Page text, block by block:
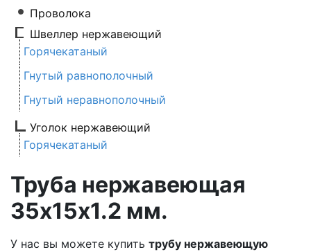
Проволока
Швеллер нержавеющий
Горячекатаный
Гнутый равнополочный
Гнутый неравнополочный
Уголок нержавеющий
Горячекатаный
Труба нержавеющая
35х15х1.2 мм.
У нас вы можете купить трубу нержавеющую